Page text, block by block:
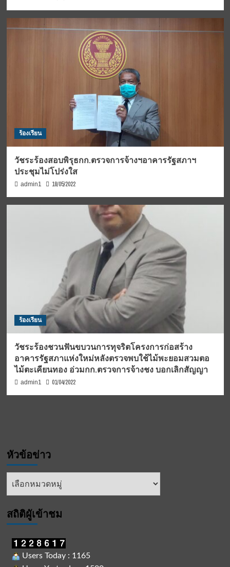
ร้องเรียน
วัชระร้องสอบพิรุธกก.ตรวจการจ้างฯอาคารรัฐสภาฯ
ประชุมไม่โปร่งใส
admin1 18/05/2022
ร้องเรียน
วัชระร้องชวนฟันขบวนการทุจริตโครงการก่อสร้าง
อาคารรัฐสภาแห่งใหม่หลังตรวจพบใช้ไม้พะยอมสวมตอ
ไม้ตะเคียนทอง อ่วมกก.ตรวจการจ้างชง บอกเลิกสัญญา
admin1 01/04/2022
หัวข้อข่าว
หัวข้อ
สถิติผูัเข้าชม
Users Today : 1165